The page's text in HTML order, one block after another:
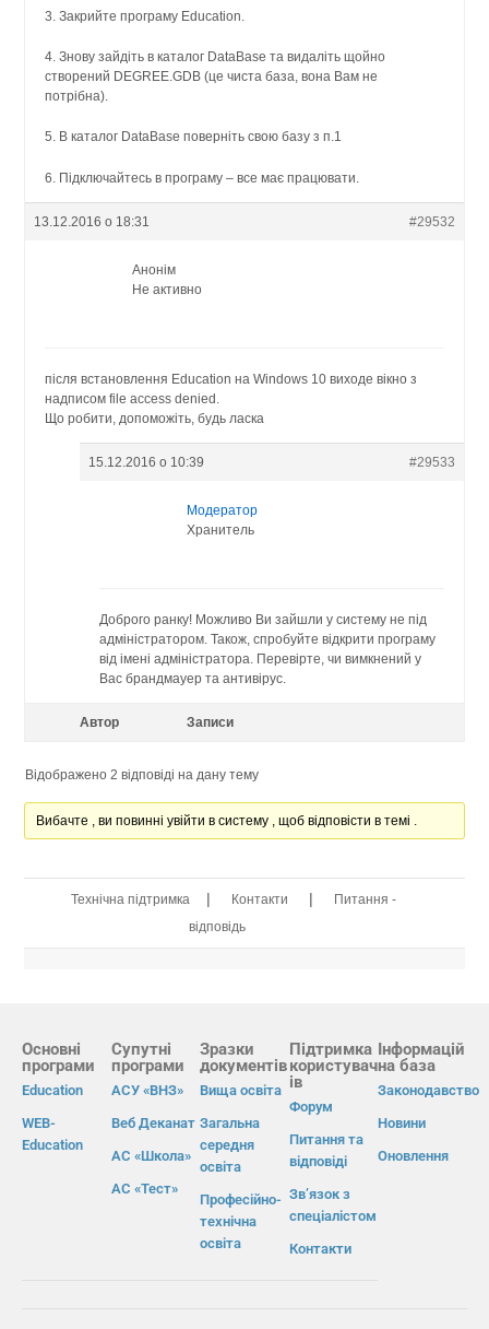
3. Закрийте програму Education.
4. Знову зайдіть в каталог DataBase та видаліть щойно
створений DEGREE.GDB (це чиста база, вона Вам не
потрібна).
5. В каталог DataBase поверніть свою базу з п.1
6. Підключайтесь в програму – все має працювати.
13.12.2016 о 18:31 #29532
Анонім
Не активно
після встановлення Education на Windows 10 виходе вікно з
надписом file access denied.
Що робити, допоможіть, будь ласка
15.12.2016 о 10:39 #29533
Модератор
Хранитель
Доброго ранку! Можливо Ви зайшли у систему не під
адміністратором. Також, спробуйте відкрити програму
від імені адміністратора. Перевірте, чи вимкнений у
Вас брандмауер та антивірус.
Автор Записи
Відображено 2 відповіді на дану тему
Вибачте , ви повинні увійти в систему , щоб відповісти в темі .
Технічна підтримка | Контакти |
Питання -
відповідь
Основні
програми
Education
WEB-
Education
Супутні
програми
АСУ «ВНЗ»
Веб Деканат
АС «Школа»
АС «Тест»
Зразки
документів
Вища освіта
Загальна
середня
освіта
Професійно-
технічна
освіта
Підтримка
користувач
ів
Форум
Питання та
відповіді
Зв’язок з
спеціалістом
Контакти
Інформацій
на база
Законодавство
Новини
Оновлення